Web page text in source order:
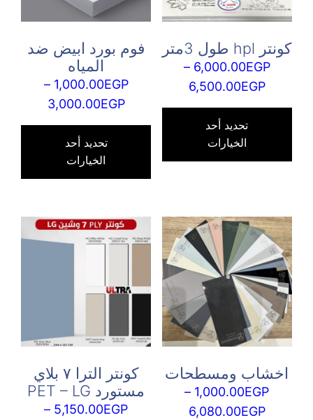
كونتر hpl طول 3متر
6,000.00EGP
–
6,500.00EGP
السعر:
خلال
تحديد أحد
الخيارات
هناك
العديد
الأشكال
المختلفة
المنتج.
يمكن
اختيار
الخيارات
على
صفحة
المنتج
فوم بورد ابيض ضد
المياه
1,000.00EGP
–
3,000.00EGP
السعر:
خلال
تحديد أحد
الخيارات
لهذا
اخشاب ومسطحات
1,000.00EGP
–
6,080.00EGP
كونتر الترا ٧ بلاي
مستورد PET – LG
5,150.00EGP
–